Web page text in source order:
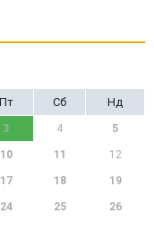
Пт Сб Нд
3 4 5
10 11 12
17 18 19
24 25 26